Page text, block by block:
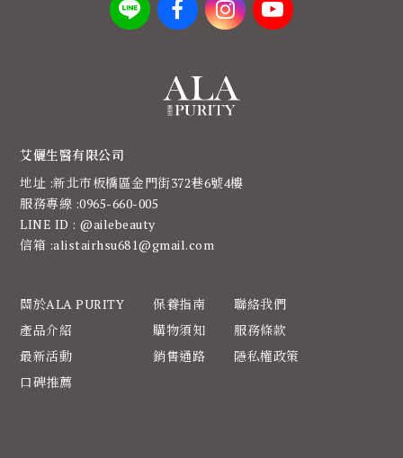
艾儷生醫有限公司
地址 :新北市板橋區金門街372巷6號4樓
服務專線 :0965-660-005
LINE ID : @ailebeauty
信箱 :alistairhsu681@gmail.com
關於ALA PURITY
產品介紹
最新活動
口碑推薦
保養指南
購物須知
銷售通路
聯絡我們
服務條款
隱私權政策